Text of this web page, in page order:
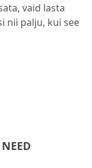
vaid lasta
nii palju, kui see